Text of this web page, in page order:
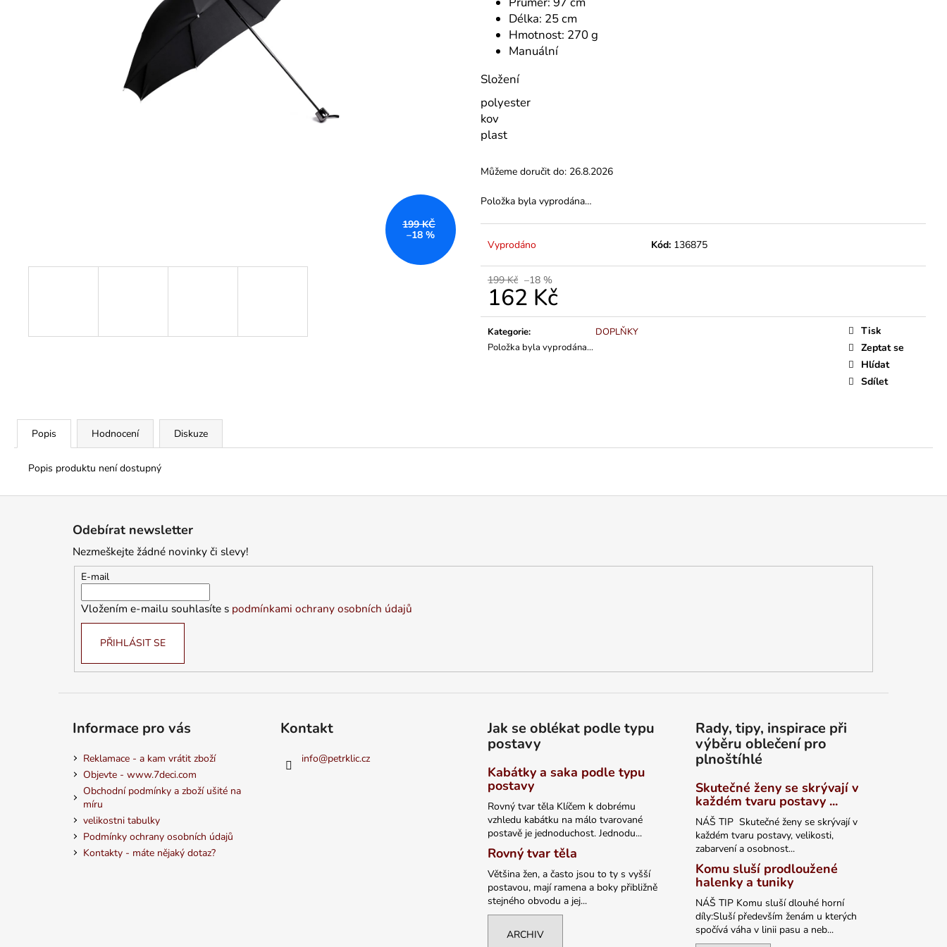
Délka: 25 cm
Hmotnost: 270 g
Manuální
Složení
polyester
kov
plast
Můžeme doručit do: 26.8.2026
Položka byla vyprodána…
Vyprodáno Kód: 136875
199 Kč –18 %
162 Kč
Měrná
cena:
Kategorie:
DOPLŇKY
Položka byla vyprodána…
Tisk
Zeptat se
Hlídat
Sdílet
199 KČ
–18 %
Popis Hodnocení Diskuze
Popis produktu není dostupný
591 Kč
Odebírat newsletter
Nezmeškejte žádné novinky či slevy!
E-mail
Vložením e-mailu souhlasíte s podmínkami ochrany osobních údajů
PŘIHLÁSIT SE
Informace pro vás
Reklamace - a kam vrátit zboží
Objevte - www.7deci.com
Obchodní podmínky a zboží ušité na
míru
velikostni tabulky
Podmínky ochrany osobních údajů
Kontakty - máte nějaký dotaz?
Kontakt
info@petrklic.cz
Jak se oblékat podle typu
postavy
Kabátky a saka podle typu
postavy
Rovný tvar těla Klíčem k dobrému
vzhledu kabátku na málo tvarované
postavě je jednoduchost. Jednodu...
Rovný tvar těla
Většina žen, a často jsou to ty s vyšší
postavou, mají ramena a boky přibližně
stejného obvodu a jej...
ARCHIV
Rady, tipy, inspirace při
výběru oblečení pro
plnoštíhlé
Skutečné ženy se skrývají v
každém tvaru postavy ...
NÁŠ TIP Skutečné ženy se skrývají v
každém tvaru postavy, velikosti,
zabarvení a osobnost...
Komu sluší prodloužené
halenky a tuniky
NÁŠ TIP Komu sluší dlouhé horní
díly:Sluší především ženám u kterých
spočívá váha v linii pasu a neb...